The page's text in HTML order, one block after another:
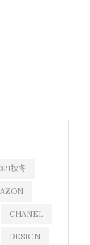
秋冬
CHANEL
DESIGN